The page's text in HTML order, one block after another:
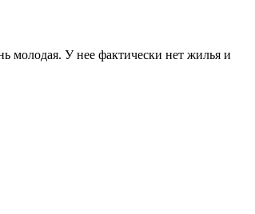
молодая. У нее фактически нет жилья и